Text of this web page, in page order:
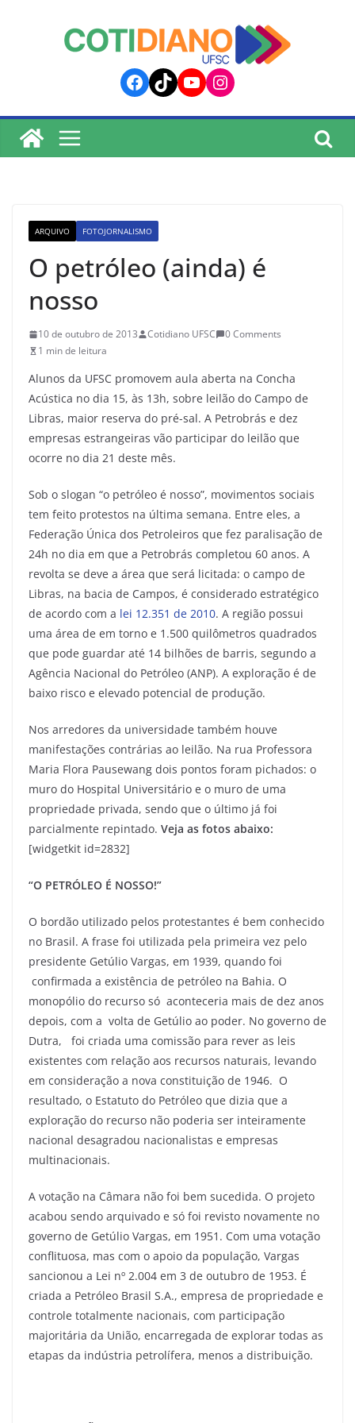
Facebook
TikTokYouTube
Instagram
ARQUIVO FOTOJORNALISMO
O petróleo (ainda) é
nosso
10 de outubro de 2013 Cotidiano UFSC
0 Comments
1 min de leitura
Alunos da UFSC promovem aula aberta na Concha
Acústica no dia 15, às 13h, sobre leilão do Campo de
Libras, maior reserva do pré-sal. A Petrobrás e dez
empresas estrangeiras vão participar do leilão que
ocorre no dia 21 deste mês.
Sob o slogan “o petróleo é nosso”, movimentos sociais
tem feito protestos na última semana. Entre eles, a
Federação Única dos Petroleiros que fez paralisação de
24h no dia em que a Petrobrás completou 60 anos. A
revolta se deve a área que será licitada: o campo de
Libras, na bacia de Campos, é considerado estratégico
de acordo com a lei 12.351 de 2010. A região possui
uma área de em torno e 1.500 quilômetros quadrados
que pode guardar até 14 bilhões de barris, segundo a
Agência Nacional do Petróleo (ANP). A exploração é de
baixo risco e elevado potencial de produção.
Nos arredores da universidade também houve
manifestações contrárias ao leilão. Na rua Professora
Maria Flora Pausewang dois pontos foram pichados: o
muro do Hospital Universitário e o muro de uma
propriedade privada, sendo que o último já foi
parcialmente repintado. Veja as fotos abaixo:
[widgetkit id=2832]
“O PETRÓLEO É NOSSO!”
O bordão utilizado pelos protestantes é bem conhecido
no Brasil. A frase foi utilizada pela primeira vez pelo
presidente Getúlio Vargas, em 1939, quando foi
confirmada a existência de petróleo na Bahia. O
monopólio do recurso só aconteceria mais de dez anos
depois, com a volta de Getúlio ao poder. No governo de
Dutra, foi criada uma comissão para rever as leis
existentes com relação aos recursos naturais, levando
em consideração a nova constituição de 1946. O
resultado, o Estatuto do Petróleo que dizia que a
exploração do recurso não poderia ser inteiramente
nacional desagradou nacionalistas e empresas
multinacionais.
A votação na Câmara não foi bem sucedida. O projeto
acabou sendo arquivado e só foi revisto novamente no
governo de Getúlio Vargas, em 1951. Com uma votação
conflituosa, mas com o apoio da população, Vargas
sancionou a Lei nº 2.004 em 3 de outubro de 1953. É
criada a Petróleo Brasil S.A., empresa de propriedade e
controle totalmente nacionais, com participação
majoritária da União, encarregada de explorar todas as
etapas da indústria petrolífera, menos a distribuição.